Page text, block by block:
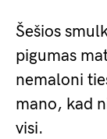
Šešios
pigumas
nemaloni
mano, kad
visi.